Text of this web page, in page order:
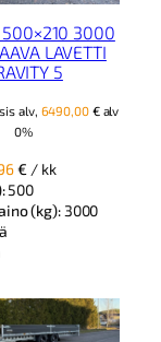
500×210 3000
LAVETTI
5
sis alv, 6490,00 €alv
0%
€ / kk
500
(kg): 3000